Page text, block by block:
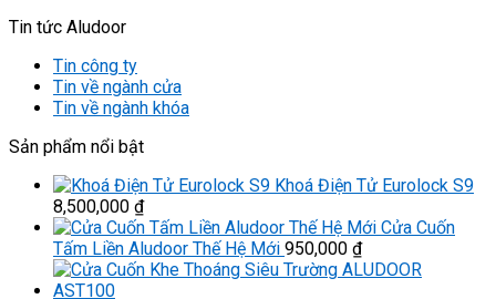
Tin tức Aludoor
Tin công ty
Tin về ngành cửa
Tin về ngành khóa
Sản phẩm nổi bật
Khoá Điện Tử Eurolock S9
8,500,000 ₫
Cửa Cuốn
Tấm Liền Aludoor Thế Hệ Mới 950,000 ₫